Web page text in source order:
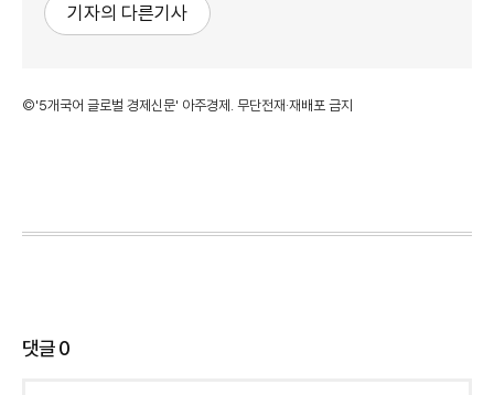
기자의 다른기사
©'5개국어 글로벌 경제신문' 아주경제. 무단전재·재배포 금지
댓글0